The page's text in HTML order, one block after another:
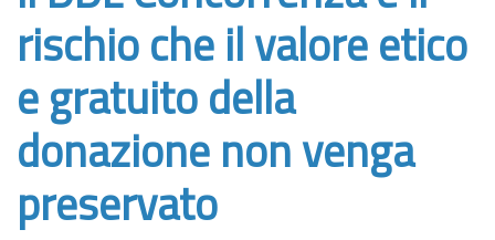
rischio che il valore etico
e gratuito della
donazione non venga
preservato